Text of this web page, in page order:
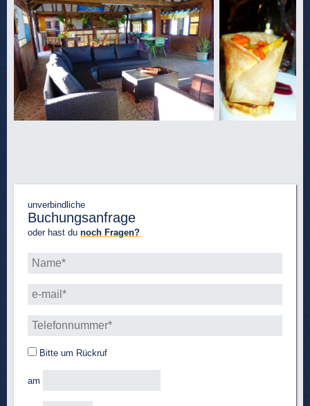
unverbindliche
Buchungsanfrage
oder hast du noch Fragen?
Bitte um Rückruf
am